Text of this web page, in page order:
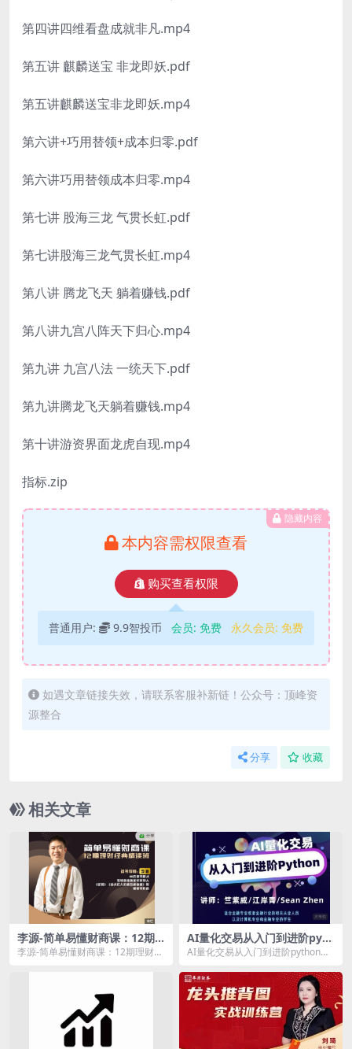
第四讲四维看盘成就非凡.mp4
第五讲 麒麟送宝 非龙即妖.pdf
第五讲麒麟送宝非龙即妖.mp4
第六讲+巧用替领+成本归零.pdf
第六讲巧用替领成本归零.mp4
第七讲 股海三龙 气贯长虹.pdf
第七讲股海三龙气贯长虹.mp4
第八讲 腾龙飞天 躺着赚钱.pdf
第八讲九宫八阵天下归心.mp4
第九讲 九宫八法 一统天下.pdf
第九讲腾龙飞天躺着赚钱.mp4
第十讲游资界面龙虎自现.mp4
指标.zip
隐藏内容
本内容需权限查看
购买查看权限
普通用户: 9.9智投币 会员: 免费 永久会员: 免费
如遇文章链接失效，请联系客服补新链！公众号：顶峰资
源整合
分享 收藏
相关文章
李源-简单易懂财商课：12期
理财经典精读班
李源-简单易懂财商课：12期理财经
AI量化交易从入门到进阶pyth
on高频交易系统编写
AI量化交易从入门到进阶python高